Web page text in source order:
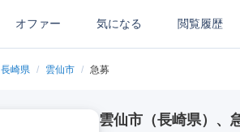
オファー 気になる 閲覧履歴
長崎県 / 雲仙市 / 急募
雲仙市（長崎県）、